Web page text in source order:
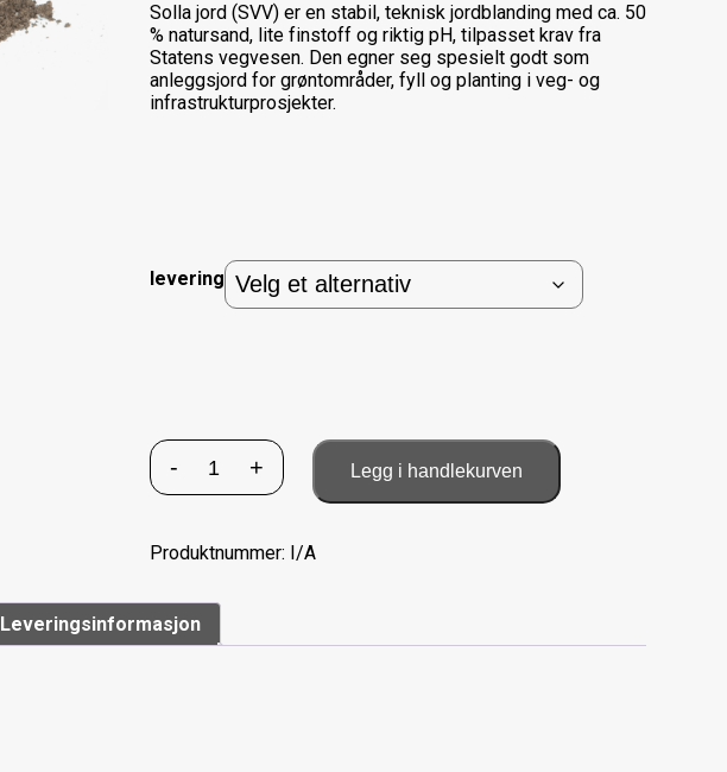
Solla jord (SVV) er en stabil, teknisk jordblanding med ca. 50
% natursand, lite finstoff og riktig pH, tilpasset krav fra
Statens vegvesen. Den egner seg spesielt godt som
anleggsjord for grøntområder, fyll og planting i veg- og
infrastrukturprosjekter.
levering
-
Solla
+ Legg i handlekurven
Produktnummer: I/A
Leveringsinformasjon